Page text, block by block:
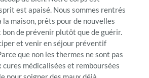
est apaisé. Nous sommes rentrés
la maison, prêts pour de nouvelles
de prévenir plutôt que de guérir.
et venir en séjour préventif
que non les thermes ne sont pas
cures médicalisées et remboursées